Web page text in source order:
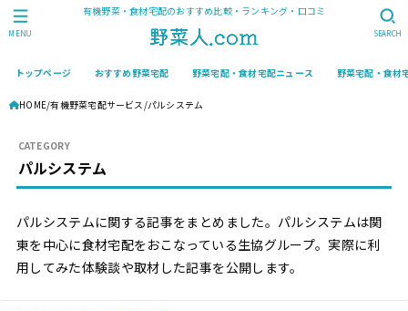
有機野菜・食材宅配のおすすめ比較・ランキング・口コミ
トップページ おすすめ野菜宅配 野菜宅配・食材宅配ニュース 野菜宅配・食材
SEARCH
MENU
HOME 有機野菜宅配サービス パルシステム
パルシステム
パルシステムに関する記事をまとめました。パルシステムは関
東を中心に食材宅配をおこなっている生協グループ。実際に利
用してみた体験談や取材した記事を公開します。